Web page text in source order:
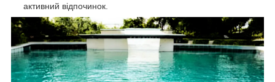
активний відпочинок.